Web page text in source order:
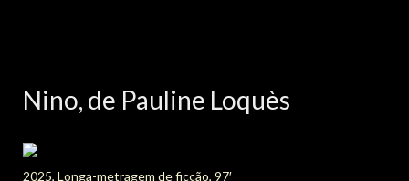
Nino, de Pauline Loquès
2025, Longa-metragem de ficção, 97′